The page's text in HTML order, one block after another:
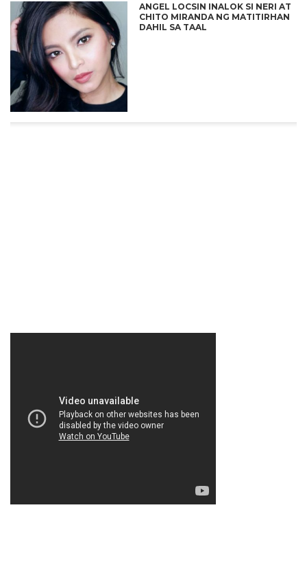
ANGEL LOCSIN INALOK SI NERI AT
CHITO MIRANDA NG MATITIRHAN
DAHIL SA TAAL